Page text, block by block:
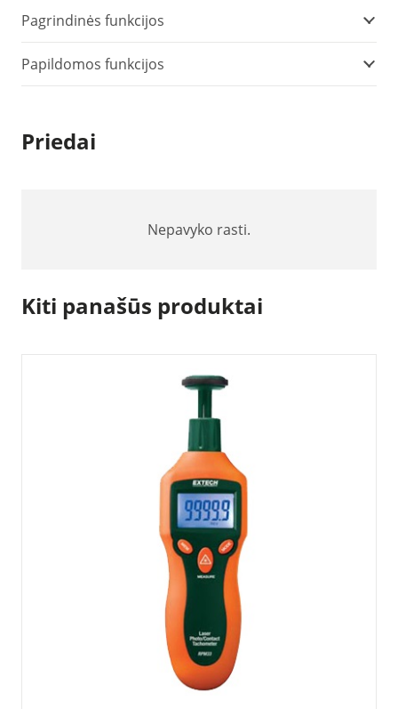
Pagrindinės funkcijos
Papildomos funkcijos
Priedai
Nepavyko rasti.
Kiti panašūs produktai